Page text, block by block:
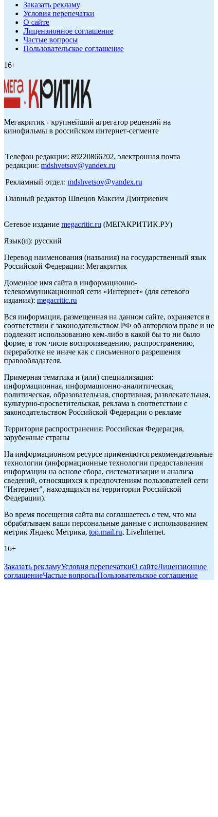
Заказать рекламу
Условия перепечатки
О сайте
Лицензионное соглашение
Частые вопросы
Пользовательское соглашение
16+
Мегакритик - крупнейший агрегатор рецензий на
кинофильмы в российском интернет-сегменте
Телефон редакции: 89220866202, электронная почта
редакции: mdshvetsov@yandex.ru
Рекламный отдел: mdshvetsov@yandex.ru
Главный редактор Швецов Максим Дмитриевич
Сетевое издание megacritic.ru (МЕГАКРИТИК.РУ)
Язык(и): русский
Перевод наименования (названия) на государственный язык
Российской Федерации: Мегакритик
Доменное имя сайта в информационно-
телекоммуникационной сети «Интернет» (для сетевого
издания): megacritic.ru
Вся информация, размещенная на данном сайте, охраняется в
соответствии с законодательством РФ об авторском праве и не
подлежит использованию кем-либо в какой бы то ни было
форме, в том числе воспроизведению, распространению,
переработке не иначе как с письменного разрешения
правообладателя.
Примерная тематика и (или) специализация:
информационная, информационно-аналитическая,
политическая, образовательная, спортивная, развлекательная,
культурно-просветительская, реклама в соответствии с
законодательством Российской Федерации о рекламе
Территория распространения: Российская Федерация,
зарубежные страны
На информационном ресурсе применяются рекомендательные
технологии (информационные технологии предоставления
информации на основе сбора, систематизации и анализа
сведений, относящихся к предпочтениям пользователей сети
"Интернет", находящихся на территории Российской
Федерации).
Во время посещения сайта вы соглашаетесь с тем, что мы
обрабатываем ваши персональные данные с использованием
метрик Яндекс Метрика, top.mail.ru, LiveInternet.
16+
Заказать рекламуУсловия перепечаткиО сайтеЛицензионное
соглашениеЧастые вопросыПользовательское соглашение